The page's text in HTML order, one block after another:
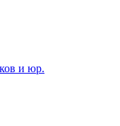
и юр.